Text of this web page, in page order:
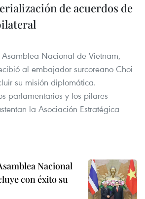
de acuerdos de
Nacional de Vietnam,
al embajador surcoreano Choi
su misión diplomática.
parlamentarios y los pilares
la Asociación Estratégica
Nacional
con éxito su